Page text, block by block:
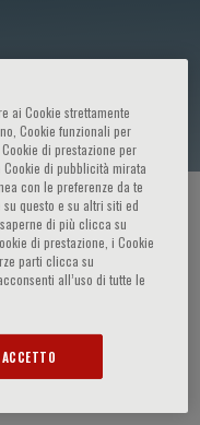
RELATORE
ai Cookie strettamente
Cookie funzionali per
di prestazione per
Cookie di pubblicità mirata
con le preferenze da te
questo e su altri siti ed
di più clicca su
di prestazione, i Cookie
parti clicca su
acconsenti all’uso di tutte le
ACCETTO